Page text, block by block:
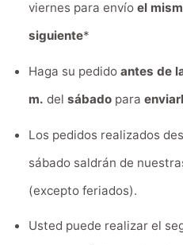
viernes para envío el
siguiente*
Haga su pedido antes de
m. del sábadopara
Los pedidos realizados
sábado saldrán de
(excepto feriados).
Usted puede realizar el